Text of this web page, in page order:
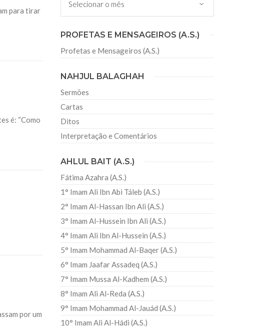
2014
última década foi palco de uma profunda reorganização
definido por blocos econômicos. O Islam não se opõe a
para tirar
é: “Como
por um
PROFETAS E MENSAGEIROS (A.S.)
Profetas e Mensageiros (A.S.)
NAHJUL BALAGHAH
Sermões
Cartas
Ditos
Interpretação e Comentários
AHLUL BAIT (A.S.)
Fátima Azahra (A.S.)
1° Imam Ali Ibn Abi Táleb (A.S.)
2° Imam Al-Hassan Ibn Ali (A.S.)
3° Imam Al-Hussein Ibn Ali (A.S.)
4° Imam Ali Ibn Al-Hussein (A.S.)
5° Imam Mohammad Al-Baqer (A.S.)
6° Imam Jaafar Assadeq (A.S.)
7° Imam Mussa Al-Kadhem (A.S.)
8° Imam Ali Al-Reda (A.S.)
9° Imam Mohammad Al-Jauád (A.S.)
10° Imam Ali Al-Hádi (A.S.)